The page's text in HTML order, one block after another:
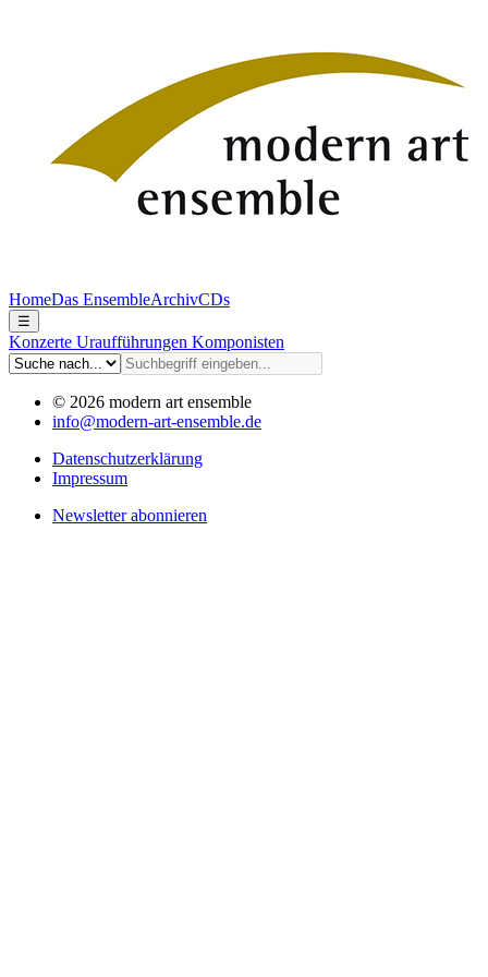
HomeDas EnsembleArchivCDs
☰
Konzerte Uraufführungen Komponisten
© 2026 modern art ensemble
info@modern-art-ensemble.de
Datenschutzerklärung
Impressum
Newsletter abonnieren